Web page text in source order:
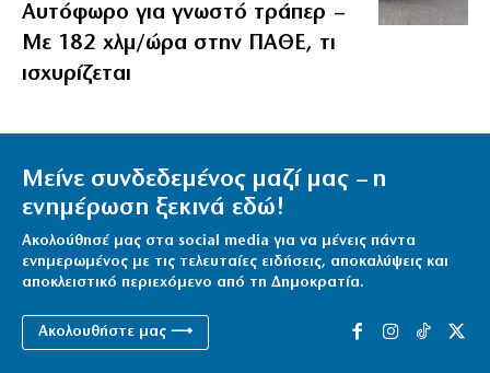
Αυτόφωρο για γνωστό τράπερ –
Με 182 χλμ/ώρα στην ΠΑΘΕ, τι
ισχυρίζεται
Μείνε συνδεδεμένος μαζί μας – η
ενημέρωση ξεκινά εδώ!
Ακολούθησέ μας στα social media για να μένεις πάντα
ενημερωμένος με τις τελευταίες ειδήσεις, αποκαλύψεις και
αποκλειστικό περιεχόμενο από τη Δημοκρατία.
Ακολουθήστε μας ⟶